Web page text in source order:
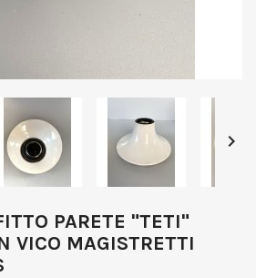

PARETE "TETI"
VICO MAGISTRETTI